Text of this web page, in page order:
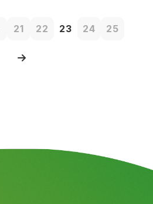
21 22 23 24 25